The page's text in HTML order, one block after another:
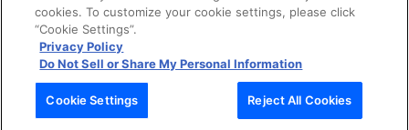
（３）対象のご注文番号をクリック。
（４）「配送情報」内「決済方法」の「お支払い手続きはこ
ちら」から確認します。
※決済方法「WEB・スマホ決済」を選択時は、即時決済処理を実
注文受付後の決済方法変更はできませんので、あらかじめご了
© Bandai Namco Filmworks Inc. All Rights Reserved.
cookies. To customize your cookie settings, please click
“Cookie Settings”.
Privacy Policy
Do Not Sell or Share My Personal Information
Cookie Settings Reject All Cookies